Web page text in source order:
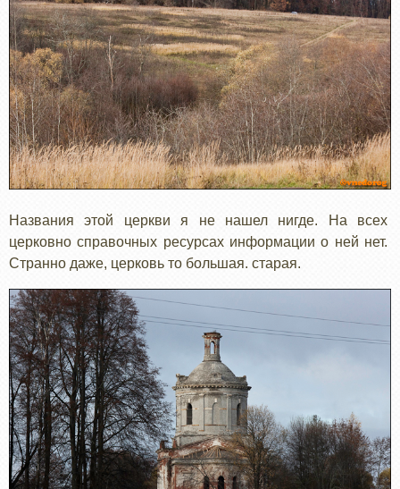
Названия этой церкви я не нашел нигде. На всех
церковно справочных ресурсах информации о ней нет.
Странно даже, церковь то большая. старая.